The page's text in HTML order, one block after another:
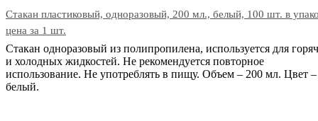
Стакан пластиковый, одноразовый, 200 мл., белый, 100 шт. в
цена за 1 шт.
Стакан одноразовый из полипропилена, используется для
и холодных жидкостей. Не рекомендуется повторное
использование. Не употреблять в пищу. Объем – 200 мл. Цвет –
белый.